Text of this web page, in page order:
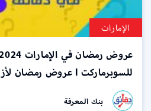
الإمارات
للسوبرماركت l عروض رمضان لأزياء
بنك المعرفة